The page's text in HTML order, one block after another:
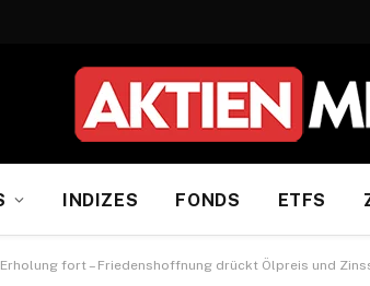
INDIZES FONDS ETFS
fort – Friedenshoffnung drückt Ölpreis und